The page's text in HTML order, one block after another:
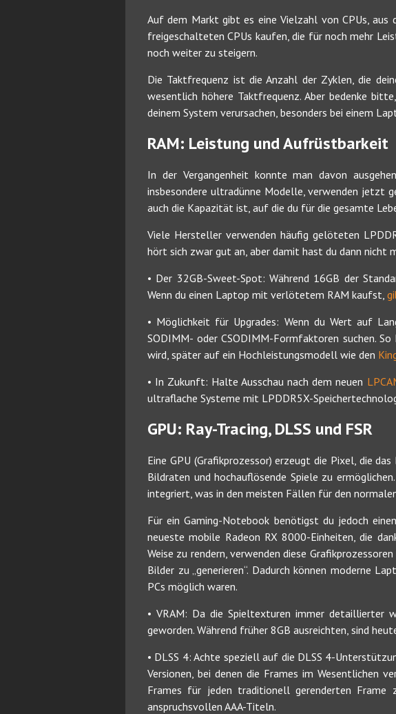
Auf dem Markt gibt es eine Vielzahl von CPUs,
freigeschalteten CPUs kaufen, die für noch mehr
noch weiter zu steigern.
Die Taktfrequenz ist die Anzahl der Zyklen, die
wesentlich höhere Taktfrequenz. Aber bedenke
deinem System verursachen, besonders bei einem
RAM: Leistung und Aufrüstbarkeit
In der Vergangenheit konnte man davon
insbesondere ultradünne Modelle, verwenden jetzt
auch die Kapazität ist, auf die du für die gesamte
Viele Hersteller verwenden häufig gelöteten
hört sich zwar gut an, aber damit hast du dann nicht
• Der 32GB-Sweet-Spot: Während 16GB der
Wenn du einen Laptop mit verlötetem RAM kaufst,
• Möglichkeit für Upgrades: Wenn du Wert auf
SODIMM- oder CSODIMM-Formfaktoren suchen.
wird, später auf ein Hochleistungsmodell wie den
• In Zukunft: Halte Ausschau nach dem neuen
ultraflache Systeme mit LPDDR5X-
GPU: Ray-Tracing, DLSS und FSR
Eine GPU (Grafikprozessor) erzeugt die Pixel, die
Bildraten und hochauflösende Spiele zu
integriert, was in den meisten Fällen für den
Für ein Gaming-Notebook benötigst du jedoch
neueste mobile Radeon RX 8000-Einheiten, die
Weise zu rendern, verwenden diese
Bilder zu „generieren“. Dadurch können moderne
PCs möglich waren.
• VRAM: Da die Spieltexturen immer detaillierter
geworden. Während früher 8GB ausreichten, sind
• DLSS 4: Achte speziell auf die DLSS 4-
Versionen, bei denen die Frames im Wesentlichen
Frames für jeden traditionell gerenderten Frame
anspruchsvollen AAA-Titeln.